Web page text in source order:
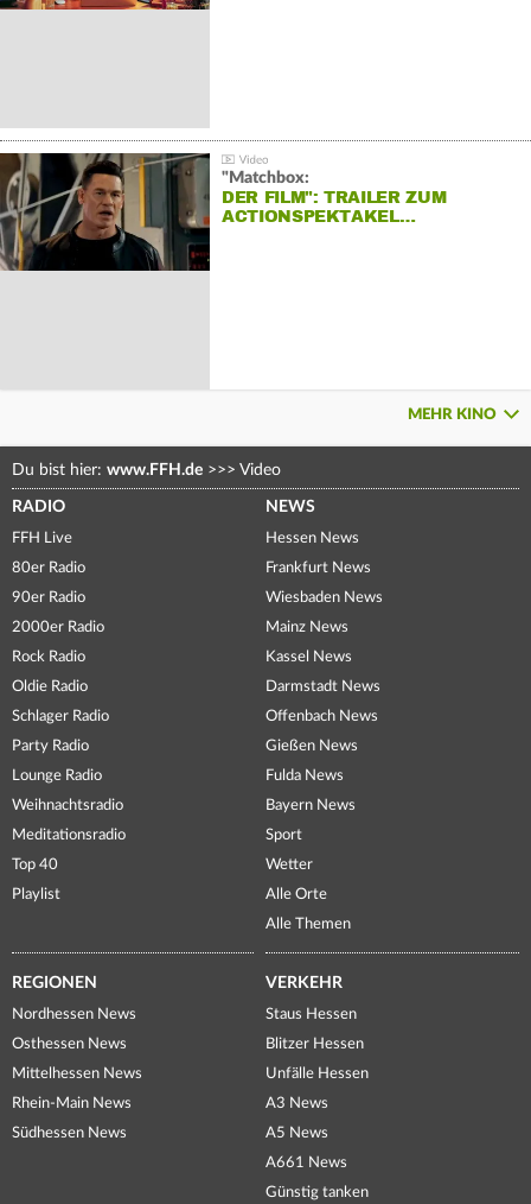
"Matchbox:
DER FILM": TRAILER ZUM
ACTIONSPEKTAKEL…
MEHR KINO
Du bist hier: www.FFH.de >>> Video
RADIO
FFH Live
80er Radio
90er Radio
2000er Radio
Rock Radio
Oldie Radio
Schlager Radio
Party Radio
Lounge Radio
Weihnachtsradio
Meditationsradio
Top 40
Playlist
NEWS
Hessen News
Frankfurt News
Wiesbaden News
Mainz News
Kassel News
Darmstadt News
Offenbach News
Gießen News
Fulda News
Bayern News
Sport
Wetter
Alle Orte
Alle Themen
REGIONEN
Nordhessen News
Osthessen News
Mittelhessen News
Rhein-Main News
Südhessen News
VERKEHR
Staus Hessen
Blitzer Hessen
Unfälle Hessen
A3 News
A5 News
A661 News
Günstig tanken